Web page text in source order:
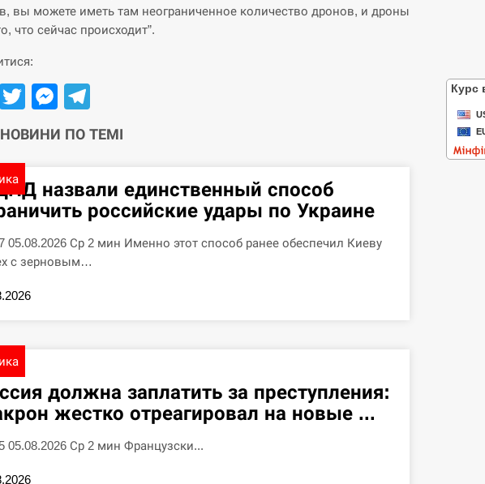
вы можете иметь там неограниченное количество дронов, и дроны
что сейчас происходит”.
Facebook
TwitterMessenger
НОВИНИ ПО ТЕМІ
назвали единственный способ
российские удары по Украине
05.08.2026 Ср 2 мин Именно этот способ ранее обеспечил Киеву
с зерновым…
должна заплатить за преступления:
жестко отреагировал на новые ...
05.08.2026 Ср 2 мин Французски...